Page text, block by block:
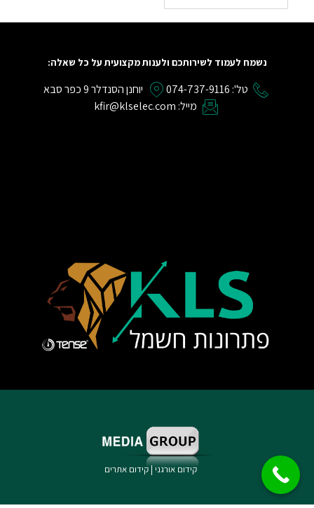
נשמח לעמוד לשירותכם ולענות מקצועית על כל שאלה:
טל': 074-737-9116
יוחנן הסנדלר 9 כפר סבא
מייל: kfir@klselec.com
קידום אורגני | קידום אתרים